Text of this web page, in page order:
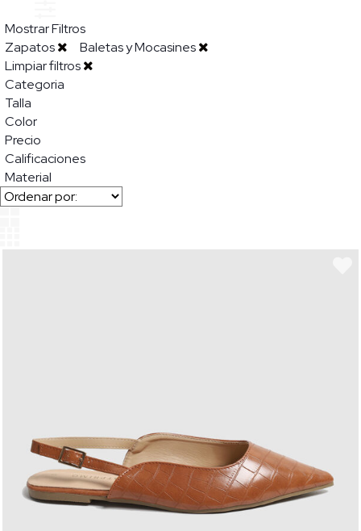
Mostrar Filtros
Zapatos
Baletas y Mocasines
Limpiar filtros
Categoria
Talla
Color
Precio
Calificaciones
Material